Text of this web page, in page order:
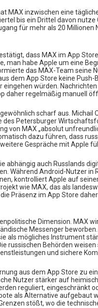
MAX inzwischen eine
bis ein Drittel davon
für mehr als 20 Millionen
dass MAX im App
man habe Apple um eine
das MAX-Team seine
dem App Store keine
eingehen würden.
daher regelmäßig manuell
scharf aus. Michail
Petersburger
von MAX „absolut
dazu führen, dass
Gespräche mit Apple
abhängig auch Russlands
Während Android-Nutzer in
kontrolliert Apple auf
wie MAX, das als
Präsenz im App Store
Dimension. MAX
Messenger
als mögliches Instrument
russischen Behörden
und sichere
aus dem App Store zu
Nutzer stärker auf
reguliert, eingeschränkt
als Alternative aufgebaut
stößt, wo die